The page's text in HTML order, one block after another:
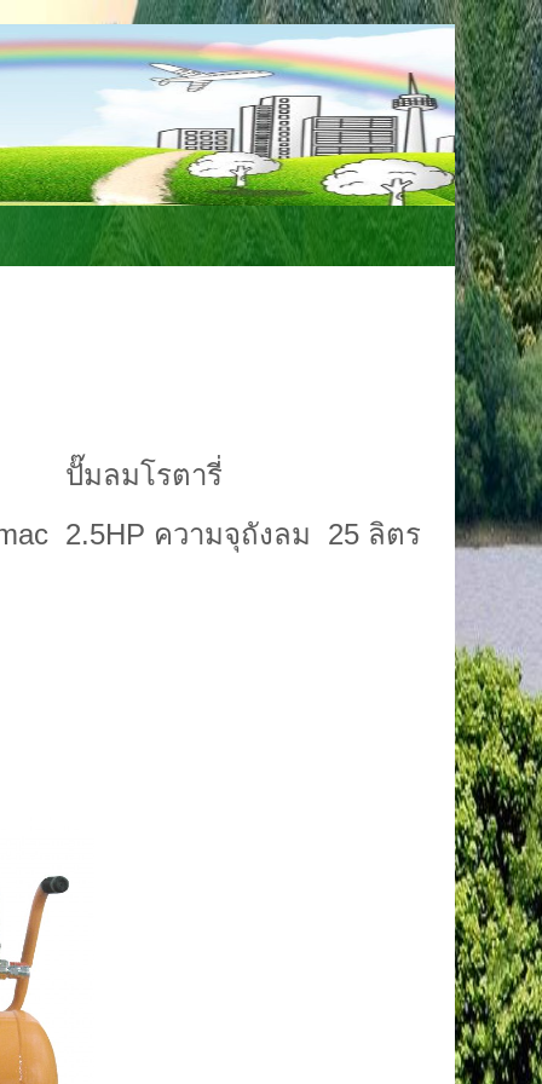
ID : 0863325251
ปั๊มลมโรตารี่
ความจุถังลม 25 ลิตร